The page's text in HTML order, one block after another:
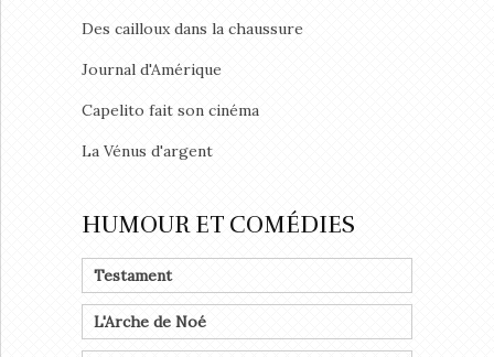
Des cailloux dans la chaussure
Journal d'Amérique
Capelito fait son cinéma
La Vénus d'argent
HUMOUR ET COMÉDIES
Testament
L'Arche de Noé